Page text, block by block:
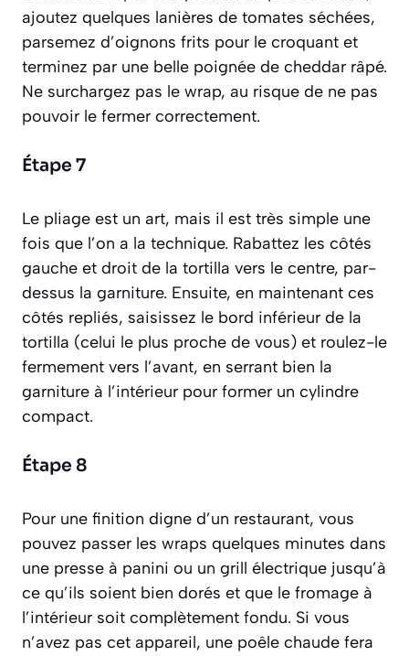
ajoutez quelques lanières de tomates séchées,
parsemez d’oignons frits pour le croquant et
terminez par une belle poignée de cheddar râpé.
Ne surchargez pas le wrap, au risque de ne pas
pouvoir le fermer correctement.
Étape 7
Le pliage est un art, mais il est très simple une
fois que l’on a la technique. Rabattez les côtés
gauche et droit de la tortilla vers le centre, par-
dessus la garniture. Ensuite, en maintenant ces
côtés repliés, saisissez le bord inférieur de la
tortilla (celui le plus proche de vous) et roulez-le
fermement vers l’avant, en serrant bien la
garniture à l’intérieur pour former un cylindre
compact.
Étape 8
Pour une finition digne d’un restaurant, vous
pouvez passer les wraps quelques minutes dans
une presse à panini ou un grill électrique jusqu’à
ce qu’ils soient bien dorés et que le fromage à
l’intérieur soit complètement fondu. Si vous
n’avez pas cet appareil, une poêle chaude fera